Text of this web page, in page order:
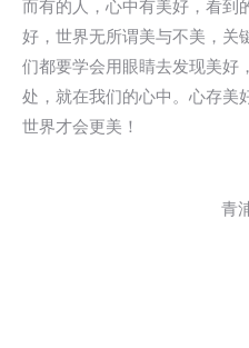
而有的人，心中有美好，看到
好，世界无所谓美与不美，关
们都要学会用眼睛去发现美好
处，就在我们的心中。心存美
世界才会更美！
青